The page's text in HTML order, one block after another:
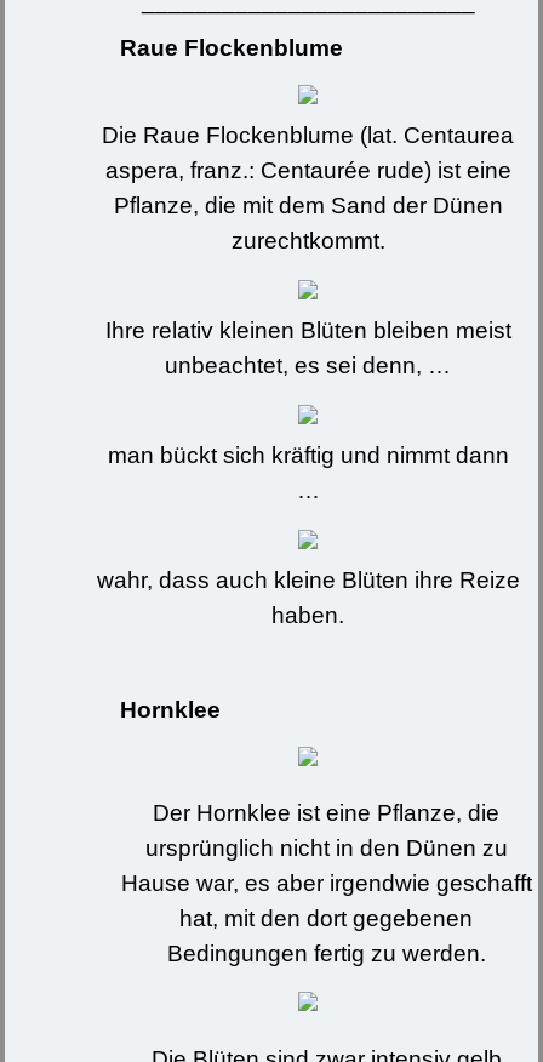
Raue Flockenblume
Die Raue Flockenblume (lat. Centaurea
aspera, franz.: Centaurée rude) ist eine
Pflanze, die mit dem Sand der Dünen
zurechtkommt.
Ihre relativ kleinen Blüten bleiben meist
unbeachtet, es sei denn, …
man bückt sich kräftig und nimmt dann
…
wahr, dass auch kleine Blüten ihre Reize
haben.
Hornklee
Der Hornklee ist eine Pflanze, die
ursprünglich nicht in den Dünen zu
Hause war, es aber irgendwie geschafft
hat, mit den dort gegebenen
Bedingungen fertig zu werden.